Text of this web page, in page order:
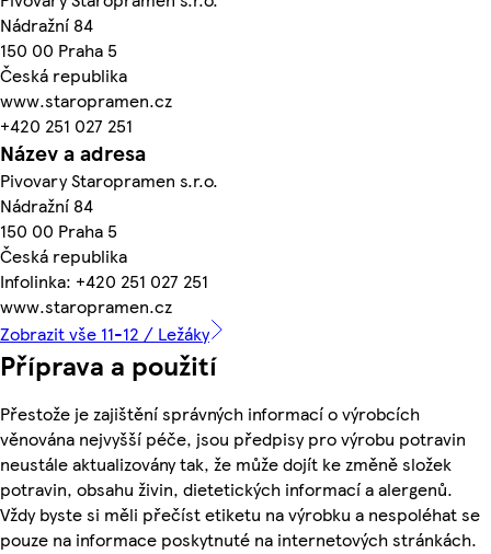
Nádražní 84
150 00 Praha 5
Česká republika
www.staropramen.cz
+420 251 027 251
Název a adresa
Pivovary Staropramen s.r.o.
Nádražní 84
150 00 Praha 5
Česká republika
Infolinka: +420 251 027 251
www.staropramen.cz
Zobrazit vše 11-12 / Ležáky
Příprava a použití
Přestože je zajištění správných informací o výrobcích
věnována nejvyšší péče, jsou předpisy pro výrobu potravin
neustále aktualizovány tak, že může dojít ke změně složek
potravin, obsahu živin, dietetických informací a alergenů.
Vždy byste si měli přečíst etiketu na výrobku a nespoléhat se
pouze na informace poskytnuté na internetových stránkách.